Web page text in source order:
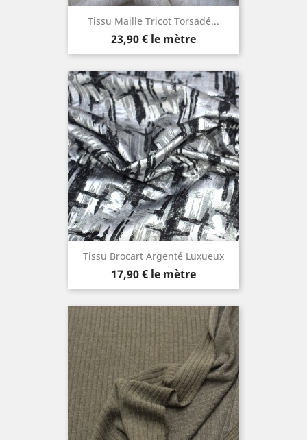
Tissu Maille Tricot Torsadé...
Prix
23,90 € le mètre
Tissu Brocart Argenté Luxueux
Prix
17,90 € le mètre